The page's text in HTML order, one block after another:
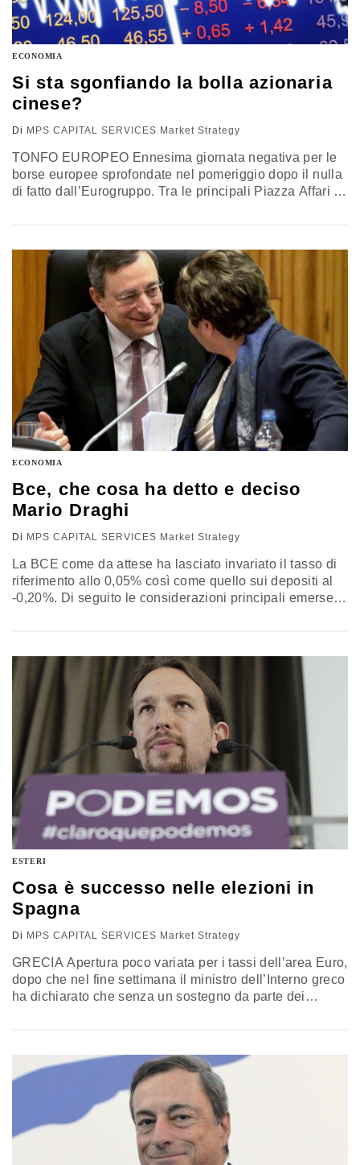
ECONOMIA
Si sta sgonfiando la bolla azionaria
cinese?
Di MPS CAPITAL SERVICES Market Strategy
TONFO EUROPEO Ennesima giornata negativa per le
borse europee sprofondate nel pomeriggio dopo il nulla
di fatto dall’Eurogruppo. Tra le principali Piazza Affari è
Usa con l’indice S&P500 che ha rimbalzato dopo aver
toccato la…
ECONOMIA
Bce, che cosa ha detto e deciso
Mario Draghi
Di MPS CAPITAL SERVICES Market Strategy
La BCE come da attese ha lasciato invariato il tasso di
riferimento allo 0,05% così come quello sui depositi al
-0,20%. Di seguito le considerazioni principali emerse
l’inflazione 2015, invariate per il 2016/2017. Il…
ESTERI
Cosa è successo nelle elezioni in
Spagna
Di MPS CAPITAL SERVICES Market Strategy
GRECIA Apertura poco variata per i tassi dell’area Euro,
dopo che nel fine settimana il ministro dell’Interno greco
ha dichiarato che senza un sostegno da parte dei
Varoufakis ha dichiarato che l’uscita della…